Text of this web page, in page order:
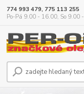
774 993 479, 775 113 255
Po-Pá 9.00 - 16.00, So 9.00